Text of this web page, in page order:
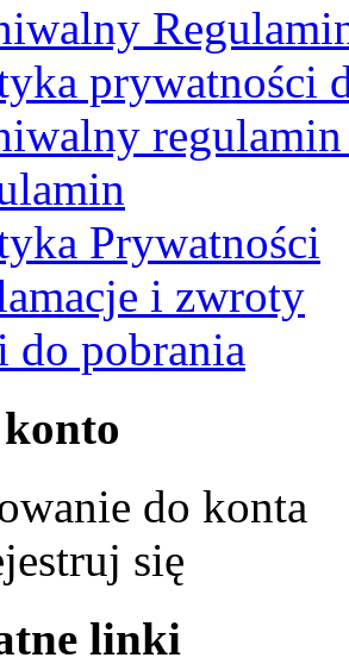
prywatności
Prywatności
i zwroty
do pobrania
do konta
się
linki